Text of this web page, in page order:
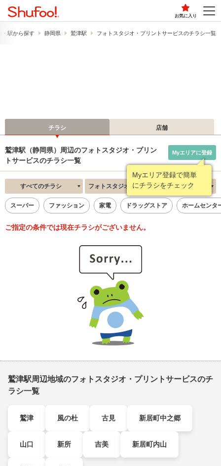
お気に入り
・駅から探す 静岡県 鷲津駅 フォトスタジオ・プリントサービスのチラシ一覧
チラシ 店舗
鷲津駅（静岡県）周辺のフォトスタジオ・プリン
トサービスのチラシ一覧
Myエリア登録で簡単
にチラシをチェック
Myエリアに登録
すべてのチラシ フォトスタジオ・プリントサービス 新着順
スーパー ファッション 家電 ドラッグストア ホームセンタ
ご指定の条件では現在チラシがございません。
鷲津駅周辺地域のフォトスタジオ・プリントサービスのチ
ラシ一覧
鷲津 風の杜 古見 新居町中之郷
山口 新所 吉美 新居町内山